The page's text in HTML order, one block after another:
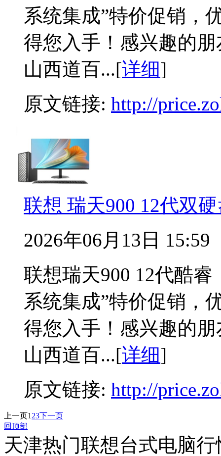
系统集成”特价促销，
得您入手！感兴趣的
山西道百...[详细]
原文链接: http://
联想 瑞天900 12代双
2026年06月13日 15:59
联想瑞天900 12代酷
系统集成”特价促销，
得您入手！感兴趣的
山西道百...[详细]
原文链接: http://
上一页1 23下一页
回顶部
天津热门联想台式电脑行